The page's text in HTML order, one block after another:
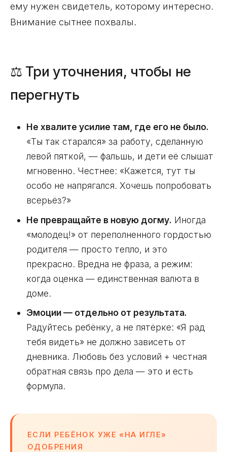
ему нужен свидетель, которому интересно.
Внимание сытнее похвалы.
⚖️ Три уточнения, чтобы не
перегнуть
Не хвалите усилие там, где его не было.
«Ты так старался» за работу, сделанную
левой пяткой, — фальшь, и дети её слышат
мгновенно. Честнее: «Кажется, тут ты
особо не напрягался. Хочешь попробовать
всерьёз?»
Не превращайте в новую догму. Иногда
«молодец!» от переполненного гордостью
родителя — просто тепло, и это
прекрасно. Вредна не фраза, а режим:
когда оценка — единственная валюта в
доме.
Эмоции — отдельно от результата.
Радуйтесь ребёнку, а не пятёрке: «Я рад
тебя видеть» не должно зависеть от
дневника. Любовь без условий + честная
обратная связь про дела — это и есть
формула.
ЕСЛИ РЕБЁНОК УЖЕ «НА ИГЛЕ»
ОДОБРЕНИЯ